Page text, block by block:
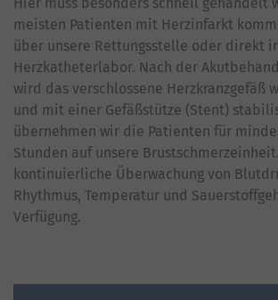
meisten Patienten mit Herzinfarkt
über unsere Rettungsstelle oder direkt
Herzkatheterlabor. Nach der
wird das verschlossene Herzkranzgefäß
und mit einer Gefäßstütze (Stent)
übernehmen wir die Patienten für
Stunden auf unsere
kontinuierliche Überwachung von
Rhythmus, Temperatur und
Verfügung.